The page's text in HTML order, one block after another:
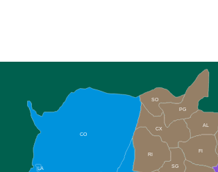
CO
CX
RI
AL
FI
SG
PG
SO
LA